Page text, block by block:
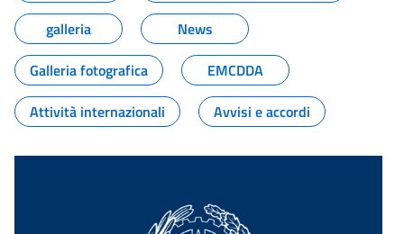
galleria
News
Galleria fotografica
EMCDDA
Attività internazionali
Avvisi e accordi